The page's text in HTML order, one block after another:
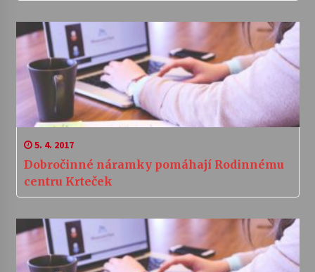
5. 4. 2017
Dobročinné náramky pomáhají Rodinnému
centru Krteček